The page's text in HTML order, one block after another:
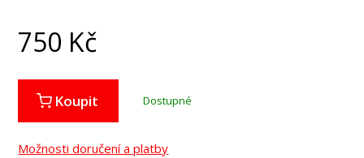
750 Kč
Koupit Dostupné
Možnosti doručení a platby